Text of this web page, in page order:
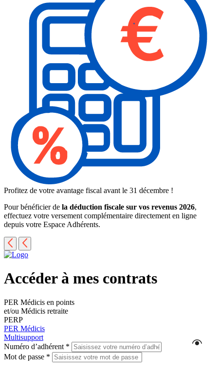
Profitez de votre avantage fiscal avant le 31 décembre !
Pour bénéficier de la déduction fiscale sur vos revenus 2026,
effectuez votre versement complémentaire directement en ligne
depuis votre Espace Adhérents.
Accéder à mes contrats
PER Médicis en points
et/ou Médicis retraite
PERP
PER Médicis
Multisupport
Numéro d’adhérent *
Mot de passe *